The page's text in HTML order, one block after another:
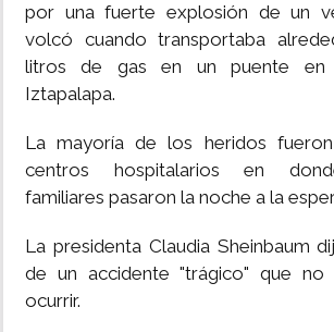
por una fuerte explosión de un
volcó cuando transportaba
litros de gas en un puente
Iztapalapa.
La mayoría de los heridos
centros hospitalarios en
familiares pasaron la noche a la
La presidenta Claudia Sheinbaum
de un accidente "trágico" que
ocurrir.